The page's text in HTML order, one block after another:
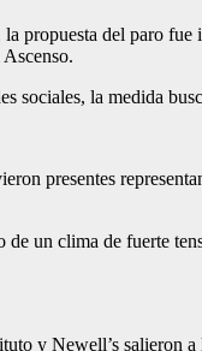
propuesta del paro
sociales, la medida
presentes
de un clima de fuerte
y Newell’s salieron